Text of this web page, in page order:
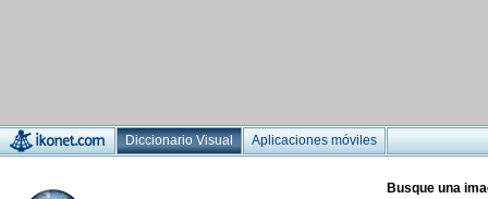
Diccionario Visual Aplicaciones móviles
Busque una